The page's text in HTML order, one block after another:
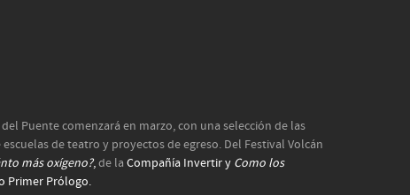
Puente comenzará en marzo, con una selección de las
de teatro y proyectos de egreso. Del Festival Volcán
más oxígeno?,de la Compañía Invertir y Como los
Primer Prólogo.